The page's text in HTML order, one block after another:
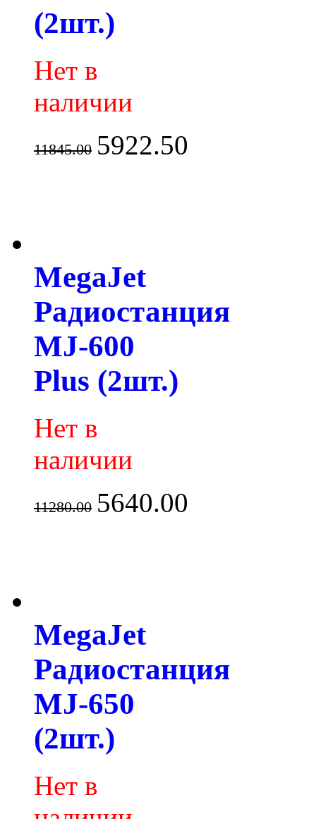
(2шт.)
Нет в
наличии
11845.00 5922.50
MegaJet
Радиостанция
MJ-600
Plus (2шт.)
Нет в
наличии
11280.00 5640.00
MegaJet
Радиостанция
MJ-650
(2шт.)
Нет в